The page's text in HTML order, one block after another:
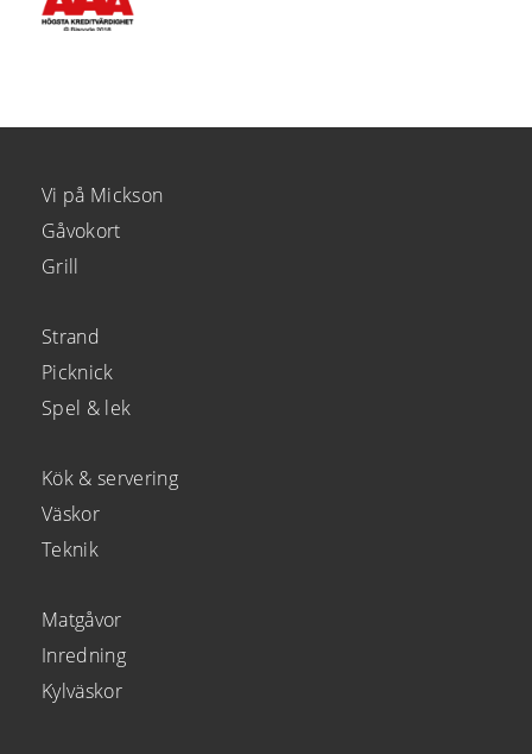
Vi på Mickson
Gåvokort
Grill
Strand
Picknick
Spel & lek
Kök & servering
Väskor
Teknik
Matgåvor
Inredning
Kylväskor